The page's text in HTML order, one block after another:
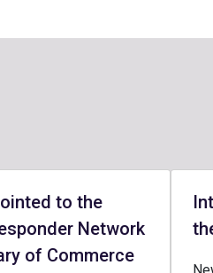
to the
Network
of Commerce